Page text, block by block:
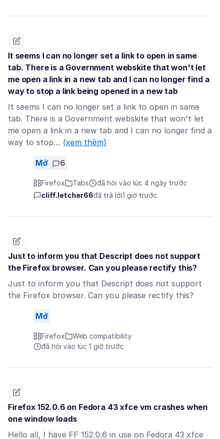
It seems I can no longer set a link to open in same
tab. There is a Government webskite that won't let
me open a link in a new tab and I can no longer find a
way to stop a link being opened in a new tab
It seems I can no longer set a link to open in same
tab. There is a Government webskite that won't let
me open a link in a new tab and I can no longer find a
way to stop… (xem thêm)
Mở 6
Firefox Tabs
đã hỏi vào lúc 4 ngày trước
cliff.letcher66đã trả lời1 giờ trước
Just to inform you that Descript does not support
the Firefox browser. Can you please rectify this?
Just to inform you that Descript does not support
the Firefox browser. Can you please rectify this?
Mở
Firefox
Web compatibility
đã hỏi vào lúc 1 giờ trước
Firefox 152.0.6 on Fedora 43 xfce vm crashes when
one window loads
Hello all, I have FF 152.0.6 in use on Fedora 43 xfce